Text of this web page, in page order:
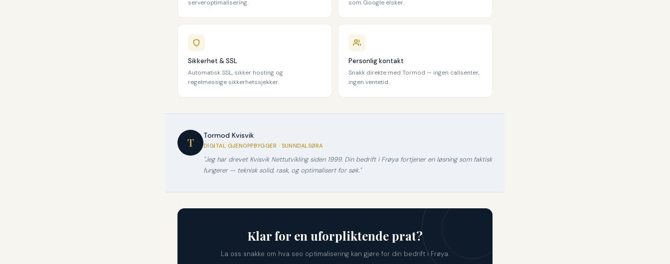
serveroptimalisering.
som Google elsker.
Sikkerhet & SSL
Automatisk SSL, sikker hosting og
regelmessige sikkerhetssjekker.
Personlig kontakt
Snakk direkte med Tormod — ingen callsenter,
ingen ventetid.
T
Tormod Kvisvik
DIGITAL GJENOPPBYGGER · SUNNDALSØRA
"Jeg har drevet Kvisvik Nettutvikling siden 1999. Din bedrift i Frøya fortjener en løsning som faktisk
fungerer — teknisk solid, rask, og optimalisert for søk."
Klar for en uforpliktende prat?
La oss snakke om hva seo optimalisering kan gjøre for din bedrift i Frøya.